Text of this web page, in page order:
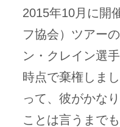
2015年10月に開
フ協会）ツアー
ン・クレイン選
時点で棄権しま
って、彼がかな
ことは言うまで